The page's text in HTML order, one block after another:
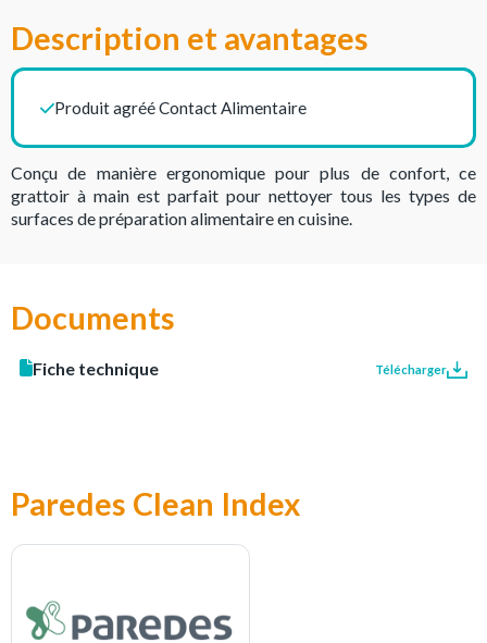
Description et avantages
Produit agréé Contact Alimentaire
Conçu de manière ergonomique pour plus de confort, ce
grattoir à main est parfait pour nettoyer tous les types de
surfaces de préparation alimentaire en cuisine.
Documents
Fiche technique Télécharger
Paredes Clean Index